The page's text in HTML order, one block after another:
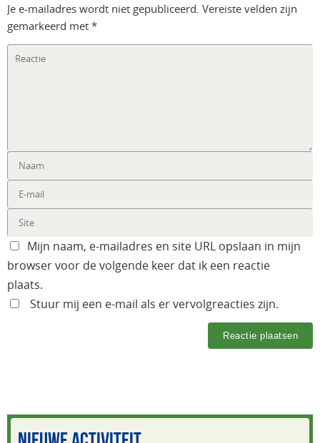
Je e-mailadres wordt niet gepubliceerd. Vereiste velden zijn
gemarkeerd met *
Mijn naam, e-mailadres en site URL opslaan in mijn
browser voor de volgende keer dat ik een reactie
plaats.
Stuur mij een e-mail als er vervolgreacties zijn.